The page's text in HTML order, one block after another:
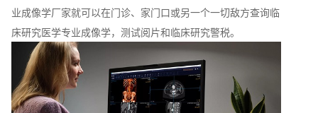
业成像学厂家就可以在门诊、家门口或另一个一切敌方查询临
床研究医学专业成像学，测试阅片和临床研究警税。